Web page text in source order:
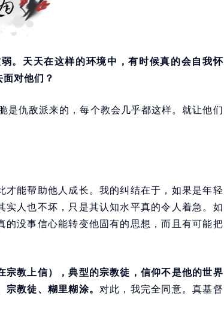
。天天在这样的环境中，有时候真的会自我怀
对他们？
是仇敌派来的，每个教会几乎都这样。就让他们
能帮助他人成长。我的纠结在于，如果是年轻
实人也不坏，只是其认知水平真的令人着急。如
没事信心能转变他固有的思想，而且有可能把
宗教上信），典型的宗教徒，信仰不是他的世界
教徒、糊里糊涂。 对此，我完全同意。真基督